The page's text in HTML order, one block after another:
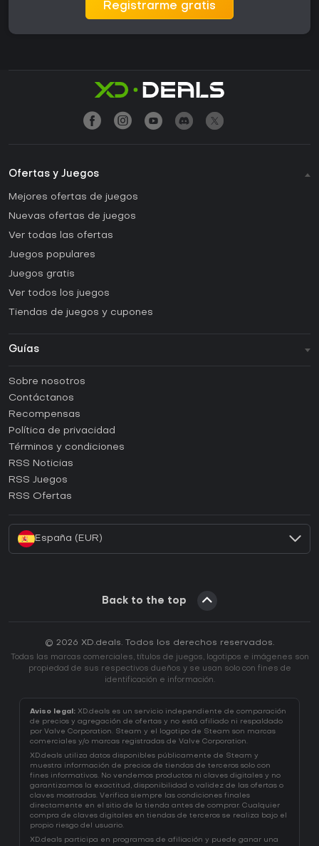
Registrarme gratis
Ofertas y Juegos
Mejores ofertas de juegos
Nuevas ofertas de juegos
Ver todas las ofertas
Juegos populares
Juegos gratis
Ver todos los juegos
Tiendas de juegos y cupones
Guías
Guías y tutoriales
¿Cómo activar una CD Key de Steam?
¿Cómo activar una CD Key de Epic Games?
¿Cómo activar una CD Key de GOG?
¿Cómo activar una CD Key de Ubisoft Connect?
Sobre nosotros
Contáctanos
Recompensas
Política de privacidad
Términos y condiciones
RSS Noticias
RSS Juegos
RSS Ofertas
España (EUR)
Back to the top
© 2026 XD.deals. Todos los derechos reservados.
Todas las marcas comerciales, títulos de juegos, logotipos e imágenes son
propiedad de sus respectivos dueños y se usan solo con fines de
identificación e información.
Aviso legal: XD.deals es un servicio independiente de comparación
de precios y agregación de ofertas y no está afiliado ni respaldado
por Valve Corporation. Steam y el logotipo de Steam son marcas
comerciales y/o marcas registradas de Valve Corporation.
XD.deals utiliza datos disponibles públicamente de Steam y
muestra información de precios de tiendas de terceros solo con
fines informativos. No vendemos productos ni claves digitales y no
garantizamos la exactitud, disponibilidad o validez de las ofertas o
claves mostradas. Verifica siempre las condiciones finales
directamente en el sitio de la tienda antes de comprar. Cualquier
compra de claves digitales en tiendas de terceros se realiza bajo el
propio riesgo del usuario.
XD.deals participa en programas de afiliación y puede ganar una